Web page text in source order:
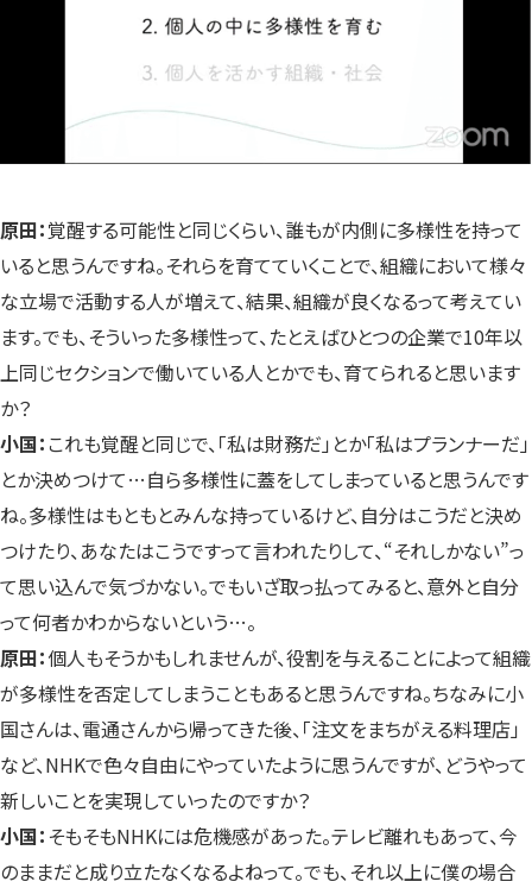
原田：覚醒する可能性と同じくらい、誰もが内側に多様性を持って
いると思うんですね。それらを育てていくことで、組織において様々
な立場で活動する人が増えて、結果、組織が良くなるって考えてい
ます。でも、そういった多様性って、たとえばひとつの企業で10年以
上同じセクションで働いている人とかでも、育てられると思います
か？
小国： これも覚醒と同じで、「私は財務だ」とか「私はプランナーだ」
とか決めつけて…自ら多様性に蓋をしてしまっていると思うんです
ね。多様性はもともとみんな持っているけど、自分はこうだと決め
つけたり、あなたはこうですって言われたりして、“それしかない”っ
て思い込んで気づかない。でもいざ取っ払ってみると、意外と自分
って何者かわからないという…。
原田：個人もそうかもしれませんが、役割を与えることによって組織
が多様性を否定してしまうこともあると思うんですね。ちなみに小
国さんは、電通さんから帰ってきた後、「注文をまちがえる料理店」
など、NHKで色々自由にやっていたように思うんですが、どうやって
新しいことを実現していったのですか？
小国： そもそもNHKには危機感があった。テレビ離れもあって、今
のままだと成り立たなくなるよねって。でも、それ以上に僕の場合